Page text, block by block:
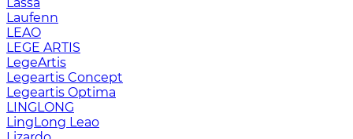
Laufenn
LEAO
LEGE ARTIS
LegeArtis
Legeartis Concept
Legeartis Optima
LINGLONG
LingLong Leao